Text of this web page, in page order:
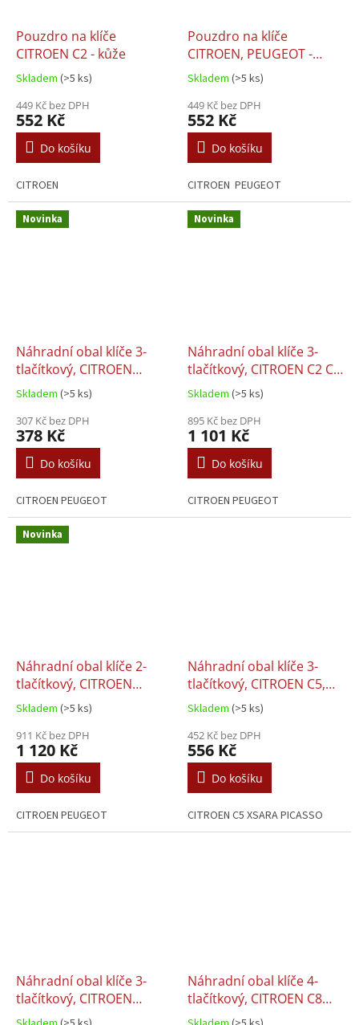
Pouzdro na klíče
CITROEN C2 - kůže
Skladem (>5 ks)
449 Kč bez DPH
552 Kč
Do košíku
CITROEN
Pouzdro na klíče
CITROEN, PEUGEOT -
kůže
Skladem (>5 ks)
449 Kč bez DPH
552 Kč
Do košíku
CITROEN PEUGEOT
Novinka
Náhradní obal klíče 3-
tlačítkový, CITROEN
PEUGEOT (SIP22)
Skladem (>5 ks)
307 Kč bez DPH
378 Kč
Do košíku
CITROEN PEUGEOT
Novinka
Náhradní obal klíče 3-
tlačítkový, CITROEN C2 C3
C4 C5 C6 C8 BERLINGO
(HU83) + Transpondér
Skladem (>5 ks)
895 Kč bez DPH
1 101 Kč
Do košíku
CITROEN PEUGEOT
Novinka
Náhradní obal klíče 2-
tlačítkový, CITROEN
(HU83) + Transpondér
Skladem (>5 ks)
911 Kč bez DPH
1 120 Kč
Do košíku
CITROEN PEUGEOT
Náhradní obal klíče 3-
tlačítkový, CITROEN C5,
XSARA PICASSO (SX9)
Skladem (>5 ks)
452 Kč bez DPH
556 Kč
Do košíku
CITROEN C5 XSARA PICASSO
Náhradní obal klíče 3-
tlačítkový, CITROEN
(HU83)
Náhradní obal klíče 4-
tlačítkový, CITROEN C8
(HU83)